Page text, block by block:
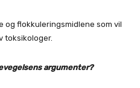
og flokkuleringsmidlene som vil
toksikologer.
argumenter?